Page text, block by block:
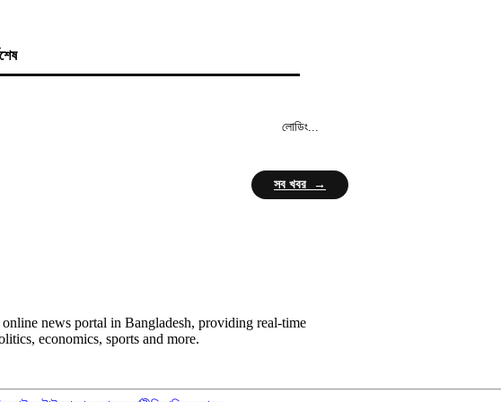
লোডিং...
সব খবর →
news portal in Bangladesh, providing real-time
economics, sports and more.